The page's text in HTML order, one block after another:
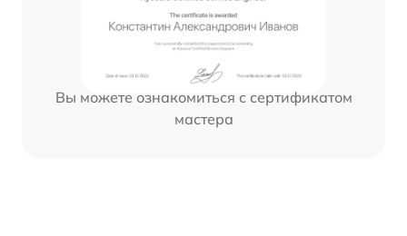
Вы можете ознакомиться с сертификатом
мастера